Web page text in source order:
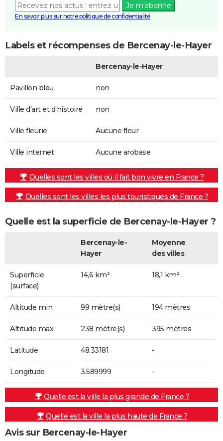
Je m'abonne
En savoir plus sur notre politique de confidentialité
Labels et récompenses de Bercenay-le-Hayer
Bercenay-le-Hayer
Pavillon bleu non
Ville d'art et d'histoire non
Ville fleurie Aucune fleur
Ville internet Aucune arobase
Quelles sont les villes où il fait bon vivre en France ?
Quelles sont les villes les plus touristiques de France ?
Quelle est la superficie de Bercenay-le-Hayer ?
Bercenay-le-
Hayer
Moyenne
des villes
Superficie
(surface)
14,6 km² 18,1 km²
Altitude min. 99 mètre(s) 194 mètres
Altitude max. 238 mètre(s) 395 mètres
Latitude 48.33181 -
Longitude 3.589999 -
Quelle est la ville la plus grande de France ?
Quelle est la ville la plus haute de France ?
Avis sur Bercenay-le-Hayer